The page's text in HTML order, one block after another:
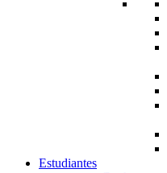
Estudiantes